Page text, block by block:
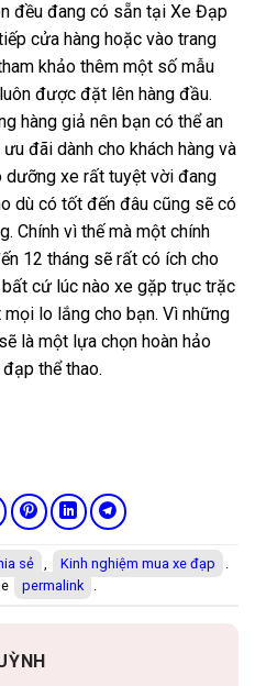
đều đang có sẵn tại Xe Đạp
cửa hàng hoặc vào trang
khảo thêm một số mẫu
được đặt lên hàng đầu.
hàng giả nên bạn có thể an
đãi dành cho khách hàng và
dưỡng xe rất tuyệt vời đang
dù có tốt đến đâu cũng sẽ có
Chính vì thế mà một chính
12 tháng sẽ rất có ích cho
cứ lúc nào xe gặp trục trặc
lo lắng cho bạn. Vì những
sẽ là một lựa chọn hoàn hảo
thể thao.
sẻ Kinh nghiệm mua xe đạp
permalink